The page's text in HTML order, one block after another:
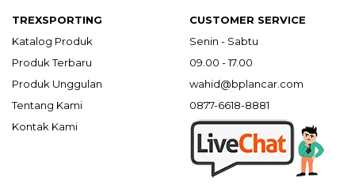
TREXSPORTING
Katalog Produk
Produk Terbaru
Produk Unggulan
Tentang Kami
Kontak Kami
CUSTOMER SERVICE
Senin - Sabtu
09.00 - 17.00
wahid@bplancar.com
0877-6618-8881